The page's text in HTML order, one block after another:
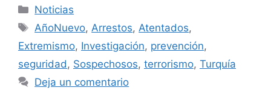
Categorías
Noticias
Etiquetas
AñoNuevo, Arrestos, Atentados,
Extremismo, Investigación, prevención,
seguridad , Sospechosos, terrorismo, Turquía
Deja un comentario